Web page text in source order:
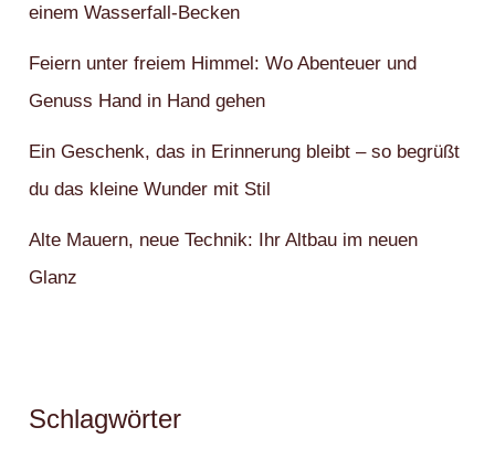
einem Wasserfall-Becken
Feiern unter freiem Himmel: Wo Abenteuer und
Genuss Hand in Hand gehen
Ein Geschenk, das in Erinnerung bleibt – so begrüßt
du das kleine Wunder mit Stil
Alte Mauern, neue Technik: Ihr Altbau im neuen
Glanz
Schlagwörter